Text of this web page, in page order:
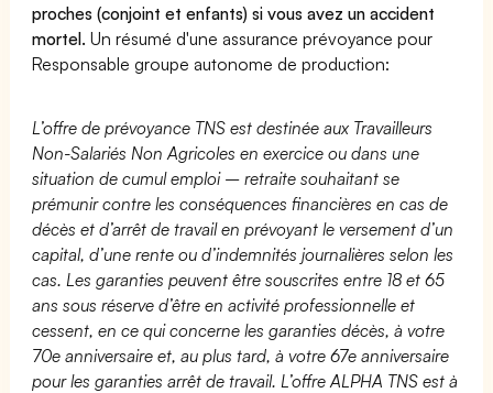
proches (conjoint et enfants) si vous avez un accident
mortel. Un résumé d'une assurance prévoyance pour
Responsable groupe autonome de production:
L’offre de prévoyance TNS est destinée aux Travailleurs
Non-Salariés Non Agricoles en exercice ou dans une
situation de cumul emploi – retraite souhaitant se
prémunir contre les conséquences financières en cas de
décès et d’arrêt de travail en prévoyant le versement d’un
capital, d’une rente ou d’indemnités journalières selon les
cas. Les garanties peuvent être souscrites entre 18 et 65
ans sous réserve d’être en activité professionnelle et
cessent, en ce qui concerne les garanties décès, à votre
70e anniversaire et, au plus tard, à votre 67e anniversaire
pour les garanties arrêt de travail. L’offre ALPHA TNS est à